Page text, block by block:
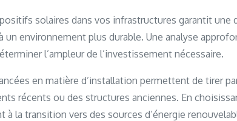
solaires dans vos infrastructures garantit une
un environnement plus durable. Une analyse
l’ampleur de l’investissement nécessaire.
en matière d’installation permettent de tirer
récents ou des structures anciennes. En
à la transition vers des sources d’énergie